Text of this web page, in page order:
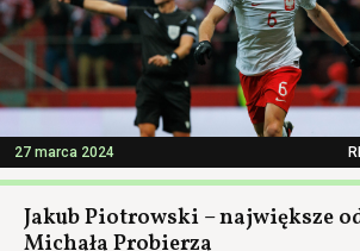
27 marca 2024
Jakub Piotrowski – największe
Michała Probierza